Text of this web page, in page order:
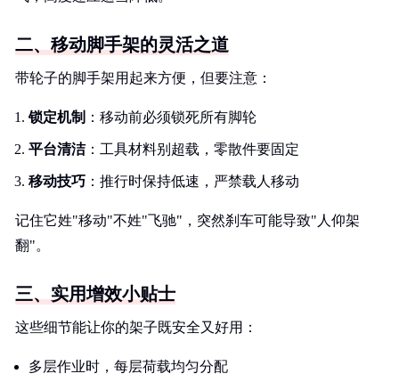
二、移动脚手架的灵活之道
带轮子的脚手架用起来方便，但要注意：
锁定机制 ：移动前必须锁死所有脚轮
平台清洁：工具材料别超载，零散件要固定
移动技巧 ：推行时保持低速，严禁载人移动
记住它姓"移动"不姓"飞驰"，突然刹车可能导致"人仰架
翻"。
三、实用增效小贴士
这些细节能让你的架子既安全又好用：
多层作业时，每层荷载均匀分配